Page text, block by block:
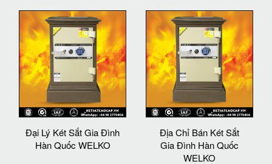
Đại Lý Két Sắt Gia Đình
Hàn Quốc WELKO
Địa Chỉ Bán Két Sắt
Gia Đình Hàn Quốc
WELKO